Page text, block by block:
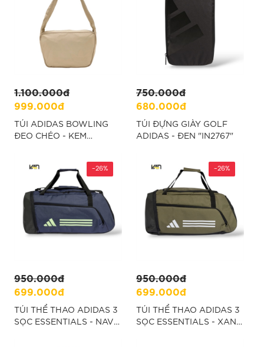
1.100.000đ
999.000đ
TÚI ADIDAS BOWLING
ĐEO CHÉO - KEM
750.000đ
680.000đ
TÚI ĐỰNG GIÀY GOLF
ADIDAS - ĐEN "IN2767"
950.000đ
699.000đ
-26%
TÚI THỂ THAO ADIDAS 3
SỌC ESSENTIALS - NAVY
950.000đ
699.000đ
-26%
TÚI THỂ THAO ADIDAS 3
SỌC ESSENTIALS - XANH